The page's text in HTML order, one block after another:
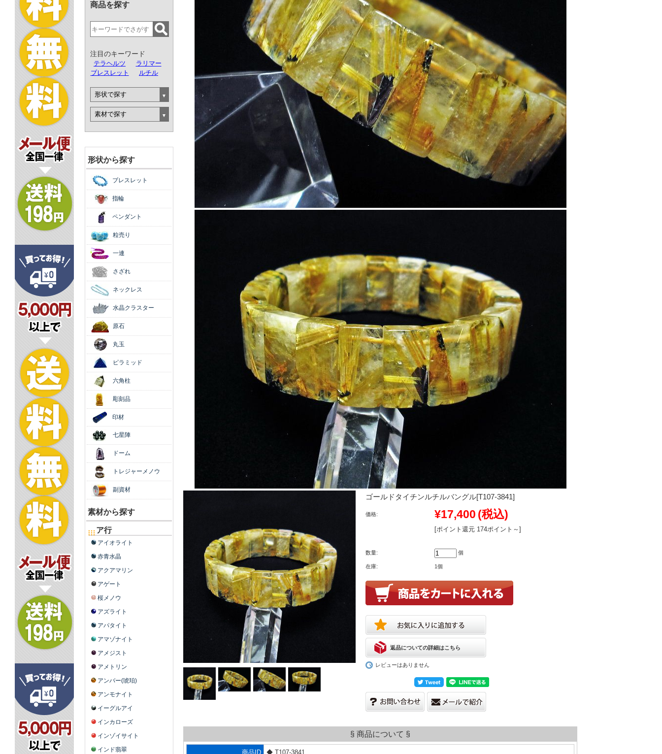
ゴールドタイチンルチルバングル[T107-3841]
価格: ¥17,400 (税込)
[ポイント還元 174ポイント～]
数量: 個
在庫: 1個
返品についての詳細はこちら
レビューはありません
§ 商品について §
商品ID ◆ T107-3841
商品を探す
注目のキーワード
テラヘルツ
ラリマー
ブレスレット
ルチル
形状から探す
ブレスレット
指輪
ペンダント
粒売り
一連
さざれ
ネックレス
水晶クラスター
原石
丸玉
ピラミッド
六角柱
彫刻品
印材
七星陣
ドーム
トレジャーメノウ
副資材
素材から探す
ア行
アイオライト
赤青水晶
アクアマリン
アゲート
桜メノウ
アズライト
アパタイト
アマゾナイト
アメジスト
アメトリン
アンバー(琥珀)
アンモナイト
イーグルアイ
インカローズ
インゾイサイト
インド翡翠